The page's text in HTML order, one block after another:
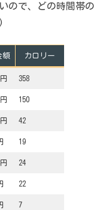
ので、どの時間帯の
額 カロリー
358
150
42
19
24
22
7